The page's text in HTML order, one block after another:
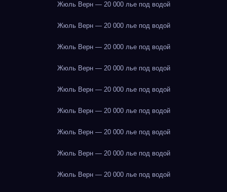
Жюль Верн — 20 000 лье под водой
Жюль Верн — 20 000 лье под водой
Жюль Верн — 20 000 лье под водой
Жюль Верн — 20 000 лье под водой
Жюль Верн — 20 000 лье под водой
Жюль Верн — 20 000 лье под водой
Жюль Верн — 20 000 лье под водой
Жюль Верн — 20 000 лье под водой
Жюль Верн — 20 000 лье под водой